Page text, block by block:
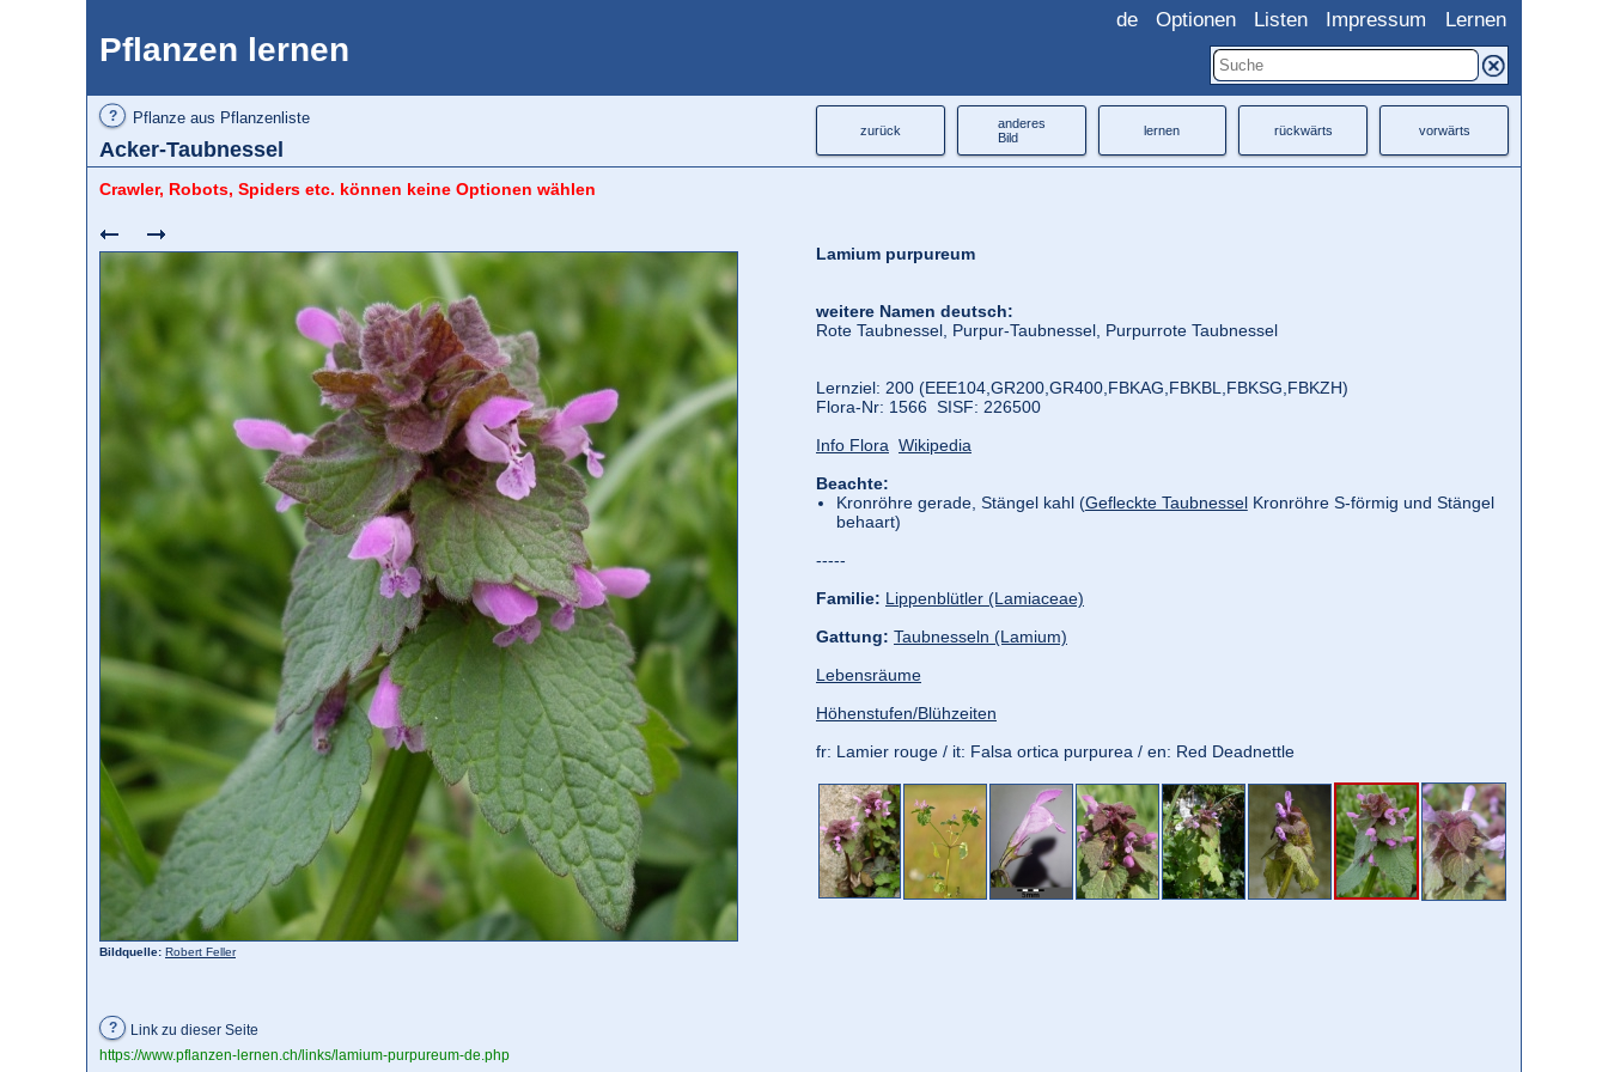
Pflanzen lernen
de Optionen Listen Impressum Lernen
? Pflanze aus Pflanzenliste
Acker-Taubnessel
zurück
anderes
Bild
lernen rückwärts vorwärts
Crawler, Robots, Spiders etc. können keine Optionen wählen
Bildquelle: Robert Feller
Lamium purpureum
weitere Namen deutsch:
Rote Taubnessel, Purpur-Taubnessel, Purpurrote Taubnessel
Lernziel: 200 (EEE104, GR200, GR400, FBKAG, FBKBL, FBKSG, FBKZH)
Flora‑Nr: 1566 SISF: 226500
Info Flora Wikipedia
Beachte:
Kronröhre gerade, Stängel kahl (Gefleckte TaubnesselKronröhre S-förmig und Stängel
behaart)
-----
Familie: Lippenblütler (Lamiaceae)
Gattung: Taubnesseln (Lamium)
Lebensräume
Höhenstufen/Blühzeiten
fr: Lamier rouge / it: Falsa ortica purpurea / en: Red Deadnettle
?
Link zu dieser Seite
https://www.pflanzen-lernen.ch/links/lamium-purpureum-de.php